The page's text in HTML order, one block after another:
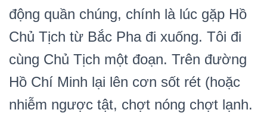
động quần chúng, chính là lúc gặp Hồ
Chủ Tịch từ Bắc Pha đi xuống. Tôi đi
cùng Chủ Tịch một đoạn. Trên đường
Hồ Chí Minh lại lên cơn sốt rét (hoặc
nhiễm ngược tật, chợt nóng chợt lạnh.